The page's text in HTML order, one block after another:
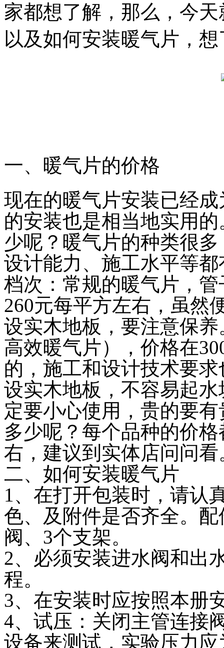
家都想了解，那么，今
以及如何安装暖气片 ，
一、 暖气片的价格
现在的暖气片安装已经
的安装也是相当地实用
少呢？暖气片的种类很
设计能力、施工水平等
档次：常规的暖气片，
260元每平方左右，虽然
设实木地板，要注意保
高效暖气片），价格在
的，施工和设计技术要
设实木地板，不容易起
定要小心使用，贵的要
多少呢？每个品种的价
右，建议到实体店问问看
二、如何安装暖气片
1、在打开包装时，请认
色、及附件是否齐全。
阀、3个支架。
2、必须安装进水阀和出
程。
3、在安装时应按照本册
4、试压：关闭主管连接
设备来测试，实验压力